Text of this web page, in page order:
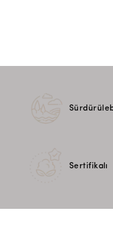
Sertifikalı